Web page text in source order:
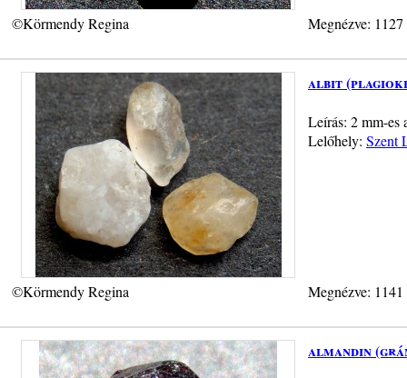
©Körmendy Regina Megnézve:
albit
Leírás: 2 mm-es
Lelőhely: Szent
©Körmendy Regina Megnézve:
almandin